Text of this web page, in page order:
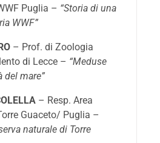
Puglia – “Storia di una
WWF”
– Prof. di Zoologia
di Lecce – “Meduse
del mare”
– Resp. Area
Guaceto/ Puglia –
naturale di Torre